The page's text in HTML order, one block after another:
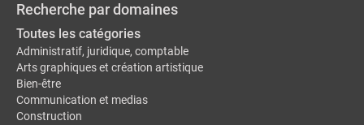
Recherche par domaines
Toutes les catégories
Administratif, juridique, comptable
Arts graphiques et création artistique
Bien-être
Communication et medias
Construction